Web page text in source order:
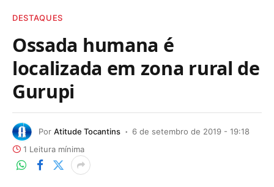
DESTAQUES
Ossada humana é
localizada em zona rural de
Gurupi
Por Atitude Tocantins
6 de setembro de 2019 - 19:18
1 Leitura mínima